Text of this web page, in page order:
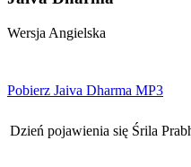
Wersja Angielska
Pobierz Jaiva Dharma MP3
Dzień pojawienia się Śrila